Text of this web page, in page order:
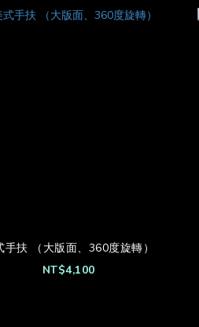
手扶 （大版面、360度旋轉）
NT$4,100